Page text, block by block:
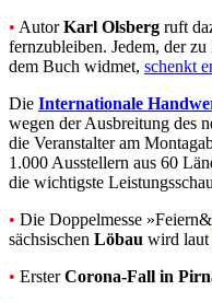
• AutorKarl Olsberg ruft
fernzubleiben. Jedem, der
dem Buch widmet, schenkt
Die Internationale
wegen der Ausbreitung des
die Veranstalter am
1.000 Ausstellern aus 60
die wichtigste
• Die Doppelmesse
sächsischen Löbau wird laut
• ErsterCorona-Fall in